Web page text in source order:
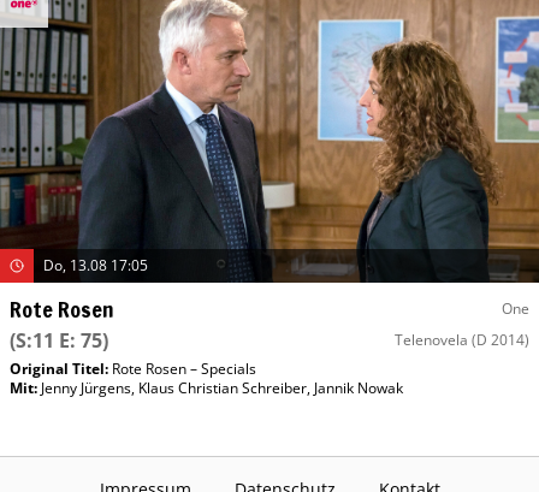
Do, 13.08 17:05
Rote Rosen One
(S:11 E: 75) Telenovela (D 2014)
Original Titel: Rote Rosen – Specials
Mit: Jenny Jürgens, Klaus Christian Schreiber, Jannik Nowak